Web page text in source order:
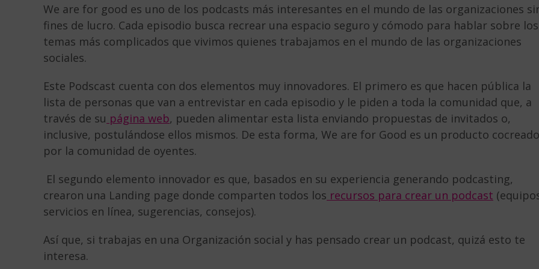
We are for good es uno de los podcasts más interesantes en el mundo de las organizaciones
fines de lucro. Cada episodio busca recrear una espacio seguro y cómodo para hablar sobre los
temas más complicados que vivimos quienes trabajamos en el mundo de las organizaciones
sociales.
Este Podscast cuenta con dos elementos muy innovadores. El primero es que hacen pública la
lista de personas que van a entrevistar en cada episodio y le piden a toda la comunidad que, a
través de su página web, pueden alimentar esta lista enviando propuestas de invitados o,
inclusive, postulándose ellos mismos. De esta forma, We are for Good es un producto cocreado
por la comunidad de oyentes.
El segundo elemento innovador es que, basados en su experiencia generando podcasting,
crearon una Landing page donde comparten todos los recursos para crear un podcast
servicios en línea, sugerencias, consejos).
Así que, si trabajas en una Organización social y has pensado crear un podcast, quizá esto te
interesa.